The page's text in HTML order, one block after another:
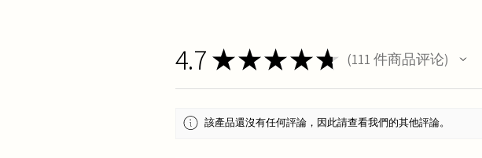
4.7 ★★★★★ 111 件商品评论
111
該產品還沒有任何評論，因此請查看我們的其他評論。